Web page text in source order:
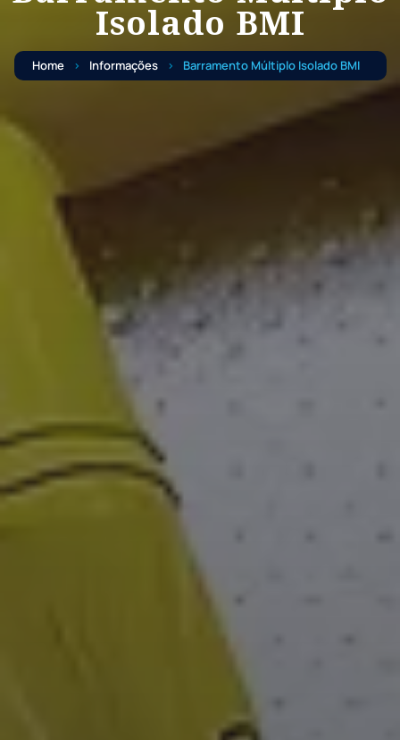
Isolado BMI
Home Informações Barramento Múltiplo Isolado BMI